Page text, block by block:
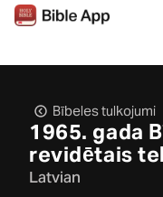
Bībeles tulkojumi
1965. gada
revidētais
Latvian